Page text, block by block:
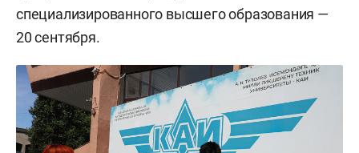
специализированного высшего образования —
20 сентября.